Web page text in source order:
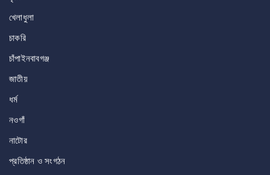
খেলাধুলা
চাকরি
চাঁপাইনবাবগঞ্জ
জাতীয়
ধর্ম
নওগাঁ
নাটোর
প্রতিষ্ঠান ও সংগঠন